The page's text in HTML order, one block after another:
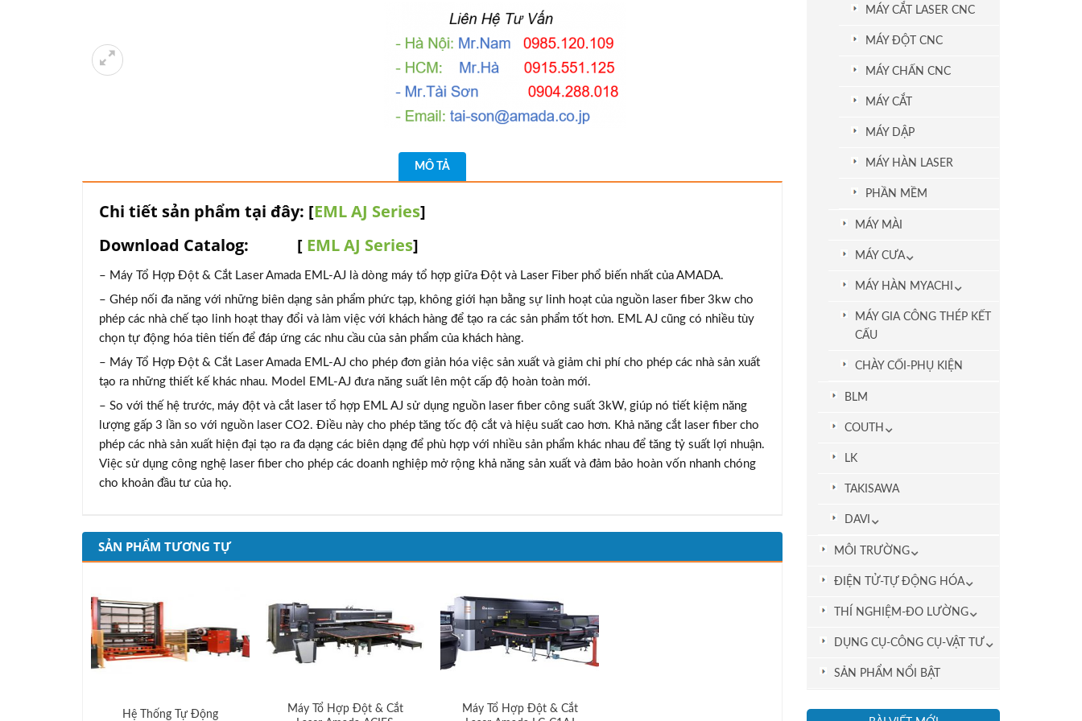
MÁY CẮT LASER CNC
MÁY ĐỘT CNC
MÁY CHẤN CNC
MÁY CẮT
MÁY DẬP
MÁY HÀN LASER
PHẦN MỀM
MÁY MÀI
MÁY CƯA
MÁY HÀN MYACHI
MÁY GIA CÔNG THÉP KẾT
CẤU
CHÀY CỐI-PHỤ KIỆN
BLM
COUTH
LK
TAKISAWA
DAVI
MÔI TRƯỜNG
ĐIỆN TỬ-TỰ ĐỘNG HÓA
THÍ NGHIỆM-ĐO LƯỜNG
DỤNG CỤ-CÔNG CỤ-VẬT TƯ
SẢN PHẨM NỔI BẬT
MÔ TẢ
Chi tiết sản phẩm tại đây: [EML AJ Series]
Download Catalog: [ EML AJ Series]
– Máy Tổ Hợp Đột & Cắt Laser Amada EML-AJ là dòng máy tổ hợp giữa Đột và Laser Fiber phổ biến nhất của AMADA.
– Ghép nối đa năng với những biên dạng sản phẩm phức tạp, không giới hạn bằng sự linh hoạt của nguồn laser fiber 3kw cho
phép các nhà chế tạo linh hoạt thay đổi và làm việc với khách hàng để tạo ra các sản phẩm tốt hơn. EML AJ cũng có nhiều tùy
chọn tự động hóa tiên tiến để đáp ứng các nhu cầu của sản phẩm của khách hàng.
– Máy Tổ Hợp Đột & Cắt Laser Amada EML-AJ cho phép đơn giản hóa việc sản xuất và giảm chi phí cho phép các nhà sản xuất
tạo ra những thiết kế khác nhau. Model EML-AJ đưa năng suất lên một cấp độ hoàn toàn mới.
– So với thế hệ trước, máy đột và cắt laser tổ hợp EML AJ sử dụng nguồn laser fiber công suất 3kW, giúp nó tiết kiệm năng
lượng gấp 3 lần so với nguồn laser CO2. Điều này cho phép tăng tốc độ cắt và hiệu suất cao hơn. Khả năng cắt laser fiber cho
phép các nhà sản xuất hiện đại tạo ra đa dạng các biên dạng để phù hợp với nhiều sản phẩm khác nhau để tăng tỷ suất lợi nhuận.
Việc sử dụng công nghệ laser fiber cho phép các doanh nghiệp mở rộng khả năng sản xuất và đảm bảo hoàn vốn nhanh chóng
cho khoản đầu tư của họ.
SẢN PHẨM TƯƠNG TỰ
Hệ Thống Tự Động
Máy Tổ Hợp Đột & Cắt
Máy Tổ Hợp Đột & Cắt